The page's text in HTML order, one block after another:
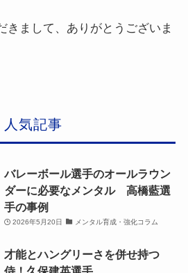
きまして、ありがとうございま
人気記事
バレーボール選手のオールラウン
ダーに必要なメンタル 高橋藍選
手の事例
2026年5月20日 メンタル育成・強化コラム
才能とハングリーさを併せ持つ